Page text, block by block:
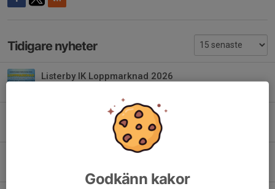
Tidigare nyheter
Listerby IK Loppmarknad 2026
Listerby IK anordnar gratis Fotbollsskola 13-15 juni
Godkänn kakor